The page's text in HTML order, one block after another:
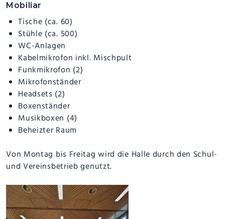
Mobiliar
Tische (ca. 60)
Stühle (ca. 500)
WC-Anlagen
Kabelmikrofon inkl. Mischpult
Funkmikrofon (2)
Mikrofonständer
Headsets (2)
Boxenständer
Musikboxen (4)
Beheizter Raum
Von Montag bis Freitag wird die Halle durch den Schul-
und Vereinsbetrieb genutzt.